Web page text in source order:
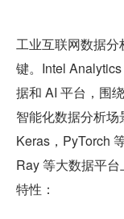
工业互联网数据
键。Intel
据和 AI 平台，围
智能化数据分析
Keras，PyTorch
Ray 等大数据平
特性：